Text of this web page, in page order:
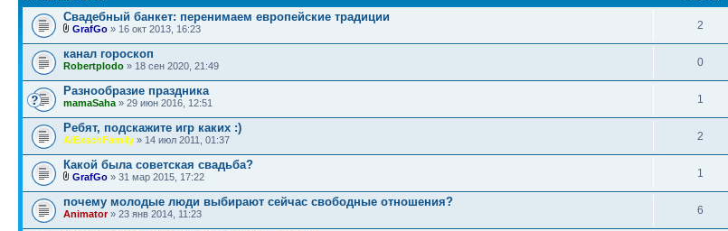
Свадебный банкет: перенимаем европейские традиции
GrafGo » 16 окт 2013, 16:23 2
канал гороскоп
Robertplodo » 18 сен 2020, 21:49 0
Разнообразие праздника
mamaSaha » 29 июн 2016, 12:51 1
Ребят, подскажите игр каких :)
AlExschFamily » 14 июл 2011, 01:37 2
Какой была советская свадьба?
GrafGo » 31 мар 2015, 17:22 1
почему молодые люди выбирают сейчас свободные отношения?
Animator» 23 янв 2014, 11:23 6